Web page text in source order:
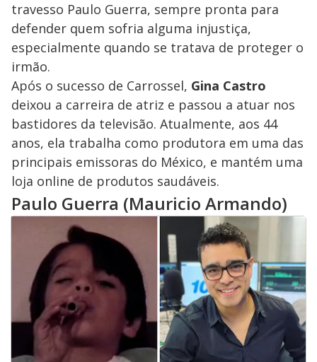
travesso Paulo Guerra, sempre pronta para
defender quem sofria alguma injustiça,
especialmente quando se tratava de proteger o
irmão.
Após o sucesso de Carrossel, Gina Castro
deixou a carreira de atriz e passou a atuar nos
bastidores da televisão. Atualmente, aos 44
anos, ela trabalha como produtora em uma das
principais emissoras do México, e mantém uma
loja online de produtos saudáveis.
Paulo Guerra (Mauricio Armando)